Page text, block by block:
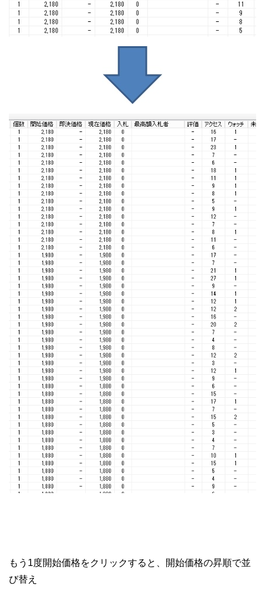
もう1度開始価格をクリックすると、開始価格の昇順で並
び替え